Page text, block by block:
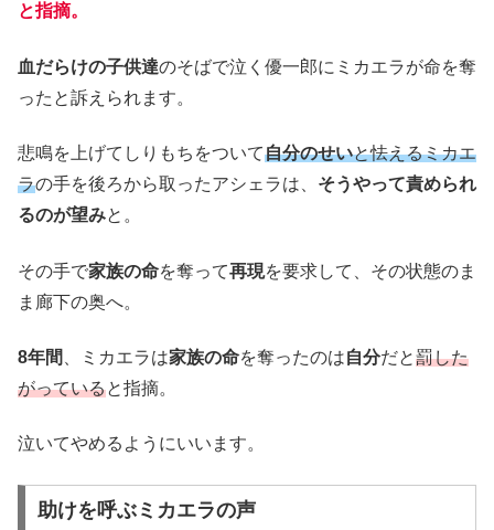
と指摘。
血だらけの子供達のそばで泣く優一郎にミカエラが命を奪
ったと訴えられます。
悲鳴を上げてしりもちをついて自分のせいと怯えるミカエ
ラの手を後ろから取ったアシェラは、 そうやって責められ
るのが望みと。
その手で家族の命を奪って再現を要求して、その状態のま
ま廊下の奥へ。
8年間 、ミカエラは家族の命を奪ったのは自分だと罰した
がっていると指摘。
泣いてやめるようにいいます。
助けを呼ぶミカエラの声